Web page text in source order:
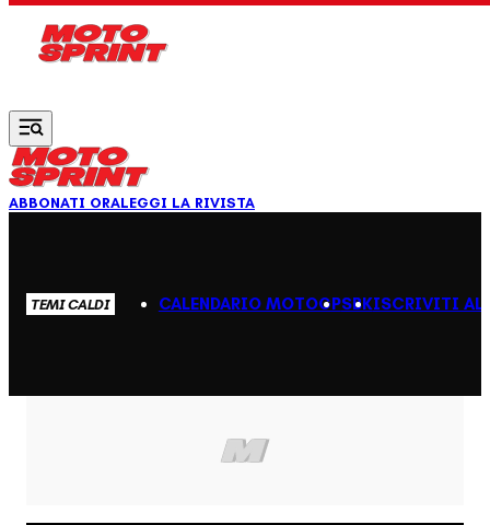
ABBONATI ORALEGGI LA RIVISTA
TEMI CALDI CALENDARIO MOTOGPSBKISCRIVITI AL